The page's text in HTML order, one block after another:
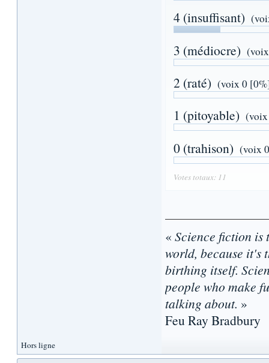
4 (insuffisant)
3 (médiocre)
2 (raté) (voix 0
1 (pitoyable)
0 (trahison) (voix
Votes totaux: 11
« Science fiction is
world, because it's
birthing itself.
people who make
talking about. »
Feu Ray Bradbury
Hors ligne